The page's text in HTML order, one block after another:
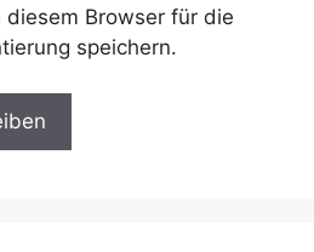
diesem Browser für die
speichern.